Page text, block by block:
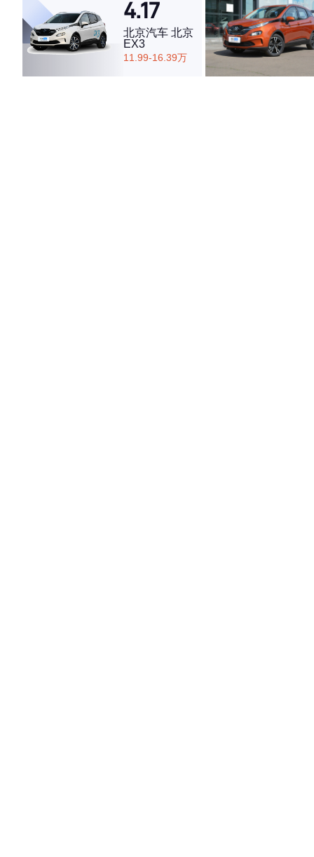
4.17
北京汽车 北京
EX3
11.99-16.39万